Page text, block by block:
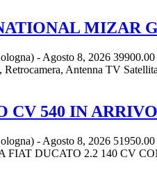
MIZAR
- Agosto 8, 2026 39900.00
Antenna TV
CV 540 IN ARRIVO
- Agosto 8, 2026 51950.00
FIAT DUCATO 2.2 140 CV